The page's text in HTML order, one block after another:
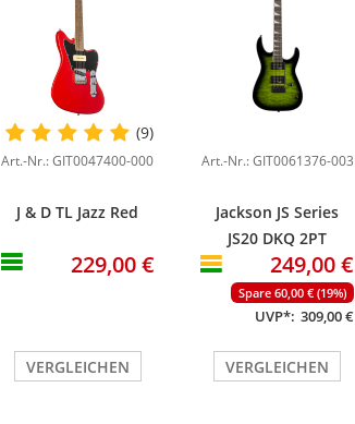
(9)
Art.-Nr.: GIT0047400-000
J & D TL Jazz Red
229,00 €
VERGLEICHEN
Art.-Nr.: GIT0061376-003
Jackson JS Series
JS20 DKQ 2PT
Transparent Green
Burst
249,00 €
Spare 60,00 € (19%)
UVP*: 309,00 €
VERGLEICHEN